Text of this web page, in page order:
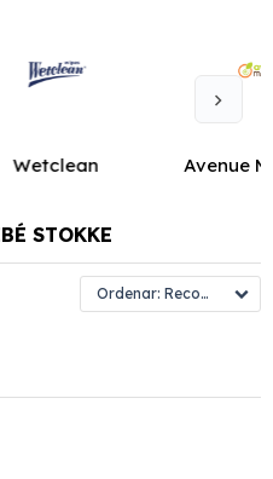
Wetclean Avenue
STOKKE
Recomendados